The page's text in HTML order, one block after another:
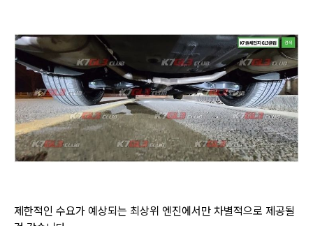
제한적인 수요가 예상되는 최상위 엔진에서만 차별적으로 제공될